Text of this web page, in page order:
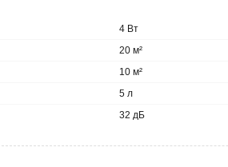
4 Вт
20 м²
10 м²
5 л
32 дБ